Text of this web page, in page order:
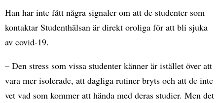
Han har inte fått några signaler om att de studenter som
kontaktar Studenthälsan är direkt oroliga för att bli sjuka
av covid-19.
– Den stress som vissa studenter känner är istället över att
vara mer isolerade, att dagliga rutiner bryts och att de inte
vet vad som kommer att hända med deras studier. Men det